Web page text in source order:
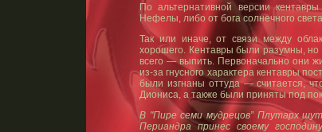
По альтернативной версии
Нефелы, либо от бога солнечного
Так или иначе, от связи между
хорошего. Кентавры были разумны,
всего — выпить. Первоначально они
из-за гнусного характера кентавры
были изгнаны оттуда — считается,
Диониса, а также были приняты под
В "Пире семи мудрецов” Плутарх
Периандра принес своему